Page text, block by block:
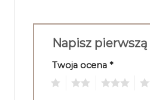
Napisz
Twoja ocena *